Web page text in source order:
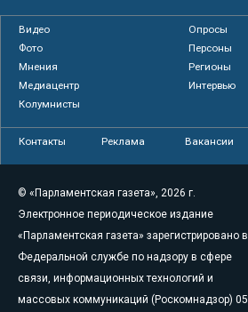
Видео
Опросы
Фото
Персоны
Мнения
Регионы
Медиацентр
Интервью
Колумнисты
Контакты Реклама Вакансии
© «Парламентская газета», 2026 г.
Электронное периодическое издание
«Парламентская газета» зарегистрировано в
Федеральной службе по надзору в сфере
связи, информационных технологий и
массовых коммуникаций (Роскомнадзор) 05